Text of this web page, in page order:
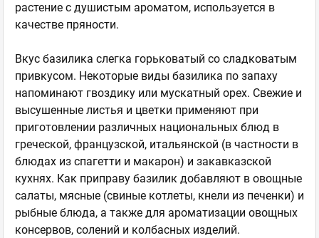
растение с душистым ароматом, используется в
качестве пряности.
Вкус базилика слегка горьковатый со сладковатым
привкусом. Некоторые виды базилика по запаху
напоминают гвоздику или мускатный орех. Свежие и
высушенные листья и цветки применяют при
приготовлении различных национальных блюд в
греческой, французской, итальянской (в частности в
блюдах из спагетти и макарон) и закавказской
кухнях. Как приправу базилик добавляют в овощные
салаты, мясные (свиные котлеты, кнели из печенки) и
рыбные блюда, а также для ароматизации овощных
консервов, солений и колбасных изделий.